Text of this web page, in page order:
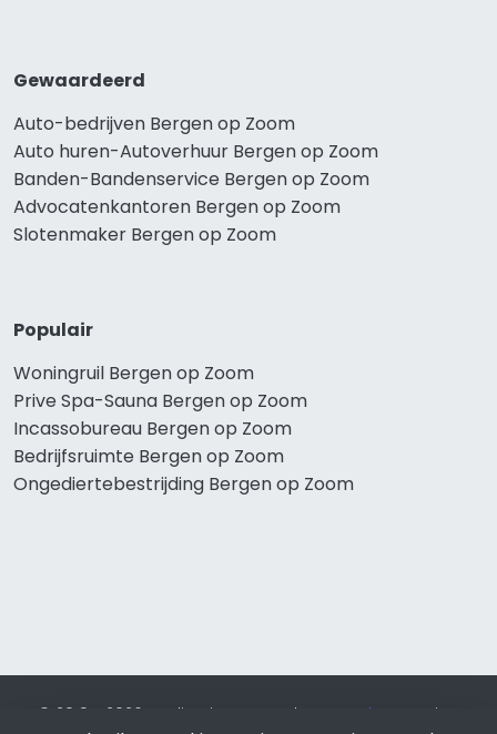
Gewaardeerd
Auto-bedrijven Bergen op Zoom
Auto huren-Autoverhuur Bergen op Zoom
Banden-Bandenservice Bergen op Zoom
Advocatenkantoren Bergen op Zoom
Slotenmaker Bergen op Zoom
Populair
Woningruil Bergen op Zoom
Prive Spa-Sauna Bergen op Zoom
Incassobureau Bergen op Zoom
Bedrijfsruimte Bergen op Zoom
Ongediertebestrijding Bergen op Zoom
© 2019 - 2026 Realisatie en SEO door SEO-bureau
Lion